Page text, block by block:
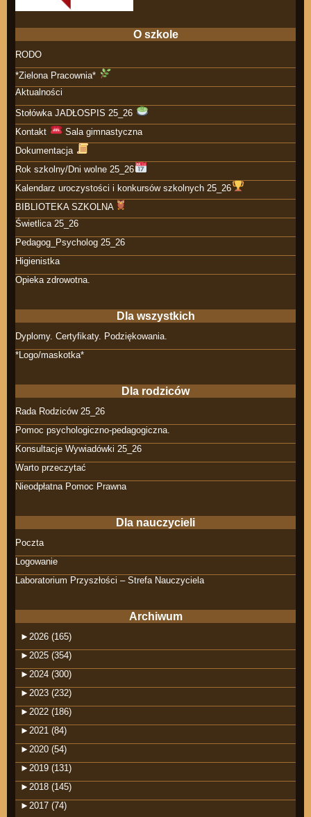
O szkole
RODO
*Zielona Pracownia*
Aktualności
Stołówka JADŁOSPIS 25_26
Kontakt
Sala gimnastyczna
Dokumentacja
Rok szkolny/Dni wolne 25_26
Kalendarz uroczystości i konkursów szkolnych 25_26
BIBLIOTEKA SZKOLNA
Świetlica 25_26
Pedagog_Psycholog 25_26
Higienistka
Opieka zdrowotna.
Dla wszystkich
Dyplomy. Certyfikaty. Podziękowania.
*Logo/maskotka*
Dla rodziców
Rada Rodziców 25_26
Pomoc psychologiczno-pedagogiczna.
Konsultacje Wywiadówki 25_26
Warto przeczytać
Nieodpłatna Pomoc Prawna
Dla nauczycieli
Poczta
Logowanie
Laboratorium Przyszłości – Strefa Nauczyciela
Archiwum
► 2026 (165)
► 2025 (354)
► 2024 (300)
► 2023 (232)
► 2022 (186)
► 2021 (84)
► 2020 (54)
► 2019 (131)
► 2018 (145)
► 2017 (74)